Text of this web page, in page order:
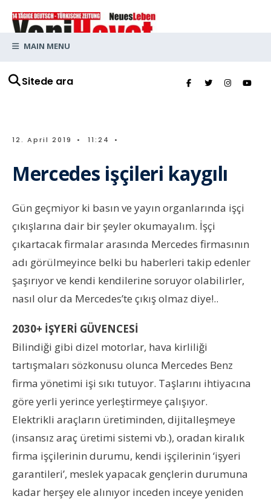
Sitede ara
MAIN MENU
12. April 2019 • 11:24 •
Mercedes işçileri kaygılı
Gün geçmiyor ki basın ve yayın organlarında işçi
çıkışlarına dair bir şeyler okumayalım. İşçi
çıkartacak firmalar arasında Mercedes firmasının
adı görülmeyince belki bu haberleri takip edenler
şaşırıyor ve kendi kendilerine soruyor olabilirler,
nasıl olur da Mercedes’te çıkış olmaz diye!..
2030+ İŞYERİ GÜVENCESİ
Bilindiği gibi dizel motorlar, hava kirliliği
tartışmaları sözkonusu olunca Mercedes Benz
firma yönetimi işi sıkı tutuyor. Taşlarını ihtiyacına
göre yerli yerince yerleştirmeye çalışıyor.
Elektrikli araçların üretiminden, dijitalleşmeye
(insansız araç üretimi sistemi vb.), oradan kiralık
firma işçilerinin durumu, kendi işçilerinin ‘işyeri
garantileri’, meslek yapacak gençlerin durumuna
kadar herşey ele alınıyor inceden inceye yeniden